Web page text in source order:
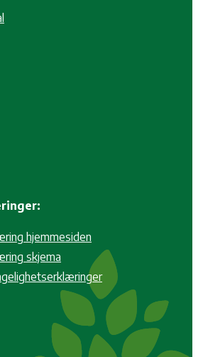
hjemmesiden
skjema